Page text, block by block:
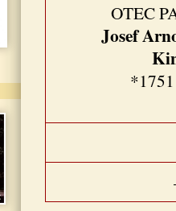
OTEC
Josef